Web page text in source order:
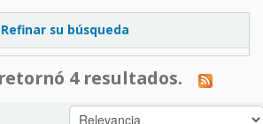
Refinar su búsqueda
4 resultados.